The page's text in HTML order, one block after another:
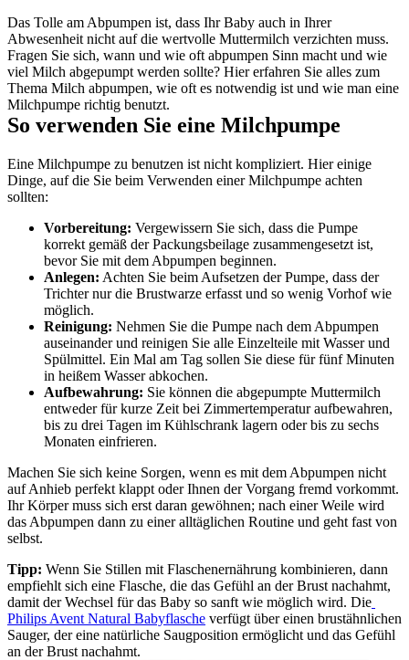
Das Tolle am Abpumpen ist, dass Ihr Baby auch in Ihrer
Abwesenheit nicht auf die wertvolle Muttermilch verzichten muss.
Fragen Sie sich, wann und wie oft abpumpen Sinn macht und wie
viel Milch abgepumpt werden sollte? Hier erfahren Sie alles zum
Thema Milch abpumpen, wie oft es notwendig ist und wie man eine
Milchpumpe richtig benutzt.
So verwenden Sie eine Milchpumpe
Eine Milchpumpe zu benutzen ist nicht kompliziert. Hier einige
Dinge, auf die Sie beim Verwenden einer Milchpumpe achten
sollten:
Vorbereitung: Vergewissern Sie sich, dass die Pumpe
korrekt gemäß der Packungsbeilage zusammengesetzt ist,
bevor Sie mit dem Abpumpen beginnen.
Anlegen: Achten Sie beim Aufsetzen der Pumpe, dass der
Trichter nur die Brustwarze erfasst und so wenig Vorhof wie
möglich.
Reinigung: Nehmen Sie die Pumpe nach dem Abpumpen
auseinander und reinigen Sie alle Einzelteile mit Wasser und
Spülmittel. Ein Mal am Tag sollen Sie diese für fünf Minuten
in heißem Wasser abkochen.
Aufbewahrung: Sie können die abgepumpte Muttermilch
entweder für kurze Zeit bei Zimmertemperatur aufbewahren,
bis zu drei Tagen im Kühlschrank lagern oder bis zu sechs
Monaten einfrieren.
Machen Sie sich keine Sorgen, wenn es mit dem Abpumpen nicht
auf Anhieb perfekt klappt oder Ihnen der Vorgang fremd vorkommt.
Ihr Körper muss sich erst daran gewöhnen; nach einer Weile wird
das Abpumpen dann zu einer alltäglichen Routine und geht fast von
selbst.
Tipp: Wenn Sie Stillen mit Flaschenernährung kombinieren, dann
empfiehlt sich eine Flasche, die das Gefühl an der Brust nachahmt,
damit der Wechsel für das Baby so sanft wie möglich wird. Die
Philips Avent Natural Babyflasche verfügt über einen brustähnlichen
Sauger, der eine natürliche Saugposition ermöglicht und das Gefühl
an der Brust nachahmt.